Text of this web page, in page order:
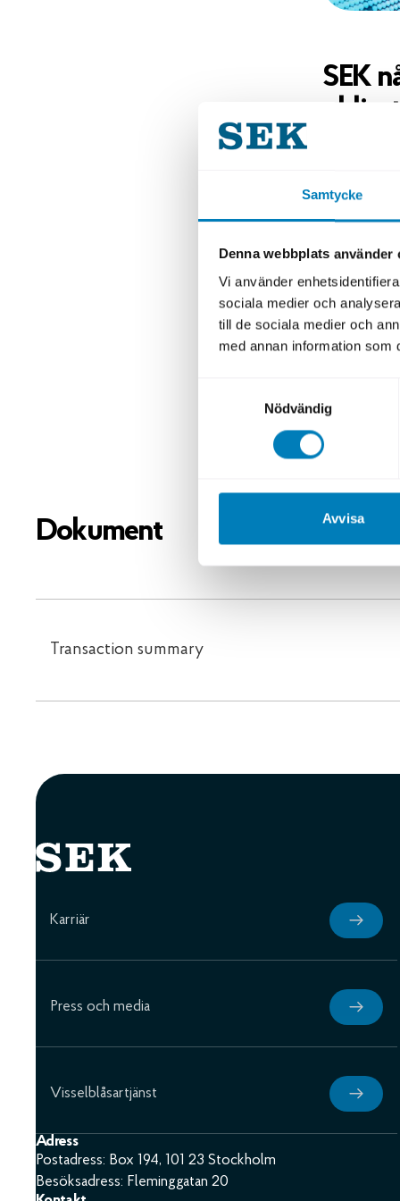
Samtycke
Denna webbplats använder
Vi använder
sociala medier och
till de sociala medier och
med annan information som
Nödvändig
Avvisa
SEK
här långt
prissattes
– Vi är
frånvaro
Dokument
Transaction summary
Karriär
Press och media
Visselblåsartjänst
Adress
Postadress: Box 194, 101 23 Stockholm
Besöksadress: Fleminggatan 20